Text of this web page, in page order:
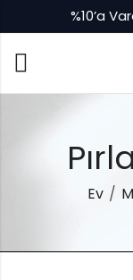
%10’a
Ev